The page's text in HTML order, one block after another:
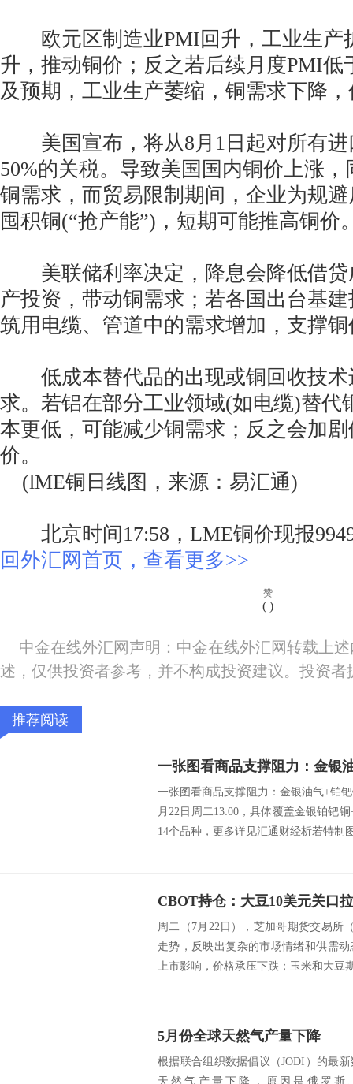
欧元区制造业PMI回升，工业生产
升，推动铜价；反之若后续月度PMI低
及预期，工业生产萎缩，铜需求下降
美国宣布，将从8月1日起对所有进
50%的关税。导致美国国内铜价上涨
铜需求，而贸易限制期间，企业为规
囤积铜(“抢产能”)，短期可能推高铜价
美联储利率决定，降息会降低借贷
产投资，带动铜需求；若各国出台基
筑用电缆、管道中的需求增加，支撑
低成本替代品的出现或铜回收技术
求。若铝在部分工业领域(如电缆)替代
本更低，可能减少铜需求；反之会加
价。
(lME铜日线图，来源：易汇通)
北京时间17:58，LME铜价现报
回外汇网首页，查看更多>>
赞
( )
中金在线外汇网声明：中金在线外汇网转载上
述，仅供投资者参考，并不构成投资建议。投资
推荐阅读
一张图看商品支撑阻力：金银油气+铂
月22日周二13:00，具体覆盖金银铂钯
14个品种，更多详见汇通财经析若特制
周二（7月22日），芝加哥期货交易所
走势，反映出复杂的市场情绪和供需
上市影响，价格承压下跌；玉米和大豆
5月份全球天然气产量下降
根据联合组织数据倡议（JODI）的最
天然气产量下降，原因是俄罗斯